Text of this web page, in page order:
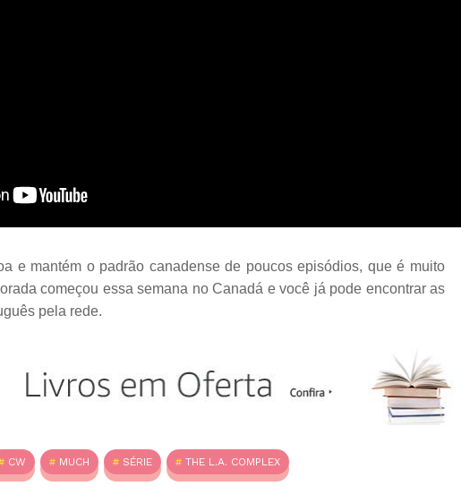
e mantém o padrão canadense de poucos episódios, que é muito
começou essa semana no Canadá e você já pode encontrar as
pela rede.
CW MUCH SÉRIE THE L.A. COMPLEX